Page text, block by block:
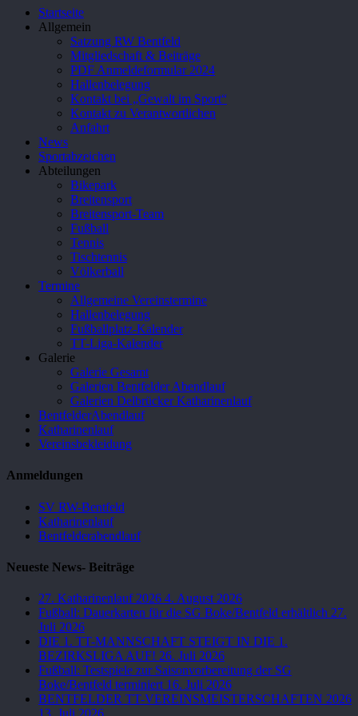
Close
Menu
Startseite
Allgemein
Satzung RW Bentfeld
Mitgliedschaft & Beiträge
PDF Anmeldeformular 2024
Hallenbelegung
Kontakt bei „Gewalt im Sport“
Kontakt zu Verantwortlichen
Anfahrt
News
Sportabzeichen
Abteilungen
Bikepark
Breitensport
Breitensport-Team
Fußball
Tennis
Tischtennis
Völkerball
Termine
Allgemeine Vereinstermine
Hallenbelegung
Fußballplatz-Kalender
TT-Liga-Kalender
Galerie
Galerie Gesamt
Galerien Bentfelder Abendlauf
Galerien Delbrücker Katharinenlauf
BentfelderAbendlauf
Katharinenlauf
Vereinsbekleidung
Anmeldungen
SV RW-Bentfeld
Katharinenlauf
Bentfelderabendlauf
Neueste News- Beiträge
27. Katharinenlauf 2026 4. August 2026
Fußball: Dauerkarten für die SG Boke/Bentfeld erhältlich 27.
Juli 2026
DIE 1. TT-MANNSCHAFT STEIGT IN DIE 1.
BEZIRKSLIGA AUF! 26. Juli 2026
Fußball: Testspiele zur Saisonvorbereitung der SG
Boke/Bentfeld terminiert 16. Juli 2026
BENTFELDER TT-VEREINSMEISTERSCHAFTEN 2026